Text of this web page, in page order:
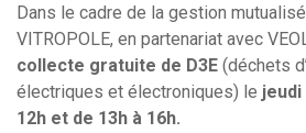
Dans le cadre de la gestion
VITROPOLE, en partenariat avec
collecte gratuite de D3E (déchets
électriques et électroniques) le
12h et de 13h à 16h.